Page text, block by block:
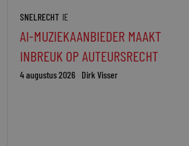
SNELRECHT IE
AI-MUZIEKAANBIEDER MAAKT
INBREUK OP AUTEURSRECHT
4 augustus 2026 Dirk Visser